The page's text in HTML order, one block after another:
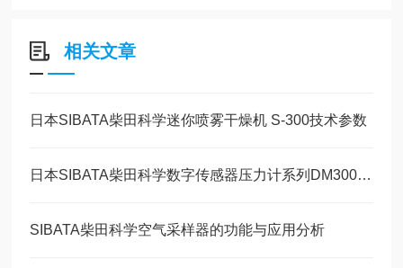
相关文章
日本SIBATA柴田科学迷你喷雾干燥机 S-300技术参数
日本SIBATA柴田科学数字传感器压力计系列DM300S操作方法
SIBATA柴田科学空气采样器的功能与应用分析